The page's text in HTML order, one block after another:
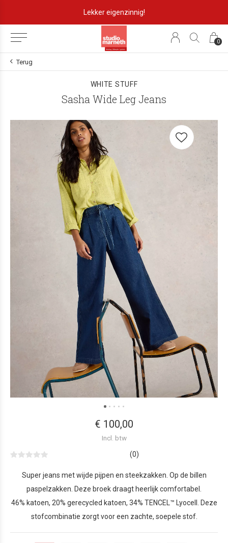
0
Lekker eigenzinnig!
Terug
WHITE STUFF
Sasha Wide Leg Jeans
€ 100,00
Incl. btw
(0)
Super jeans met wijde pijpen en steekzakken. Op de billen
paspelzakken. Deze broek draagt heerlijk comfortabel.
46% katoen, 20% gerecycled katoen, 34% TENCEL™ Lyocell. Deze
stofcombinatie zorgt voor een zachte, soepele stof.